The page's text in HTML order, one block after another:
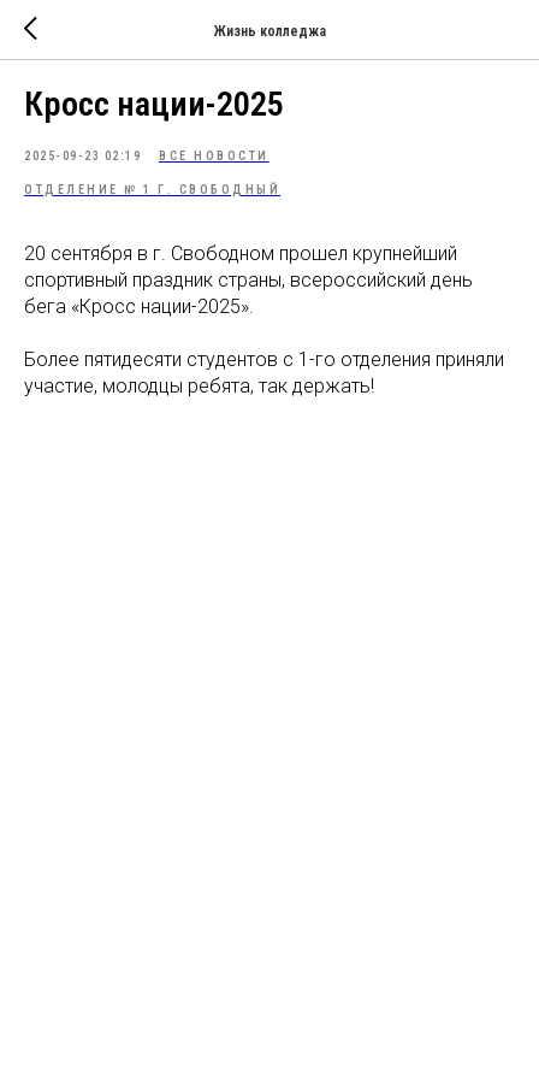
Жизнь колледжа
Кросс нации-2025
2025-09-23 02:19 ВСЕ НОВОСТИ
ОТДЕЛЕНИЕ № 1 Г. СВОБОДНЫЙ
20 сентября в г. Свободном прошел крупнейший
спортивный праздник страны, всероссийский день
бега «Кросс нации-2025».
Более пятидесяти студентов с 1-го отделения приняли
участие, молодцы ребята, так держать!